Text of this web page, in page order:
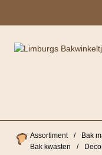
Assortiment / Bak
Bak kwasten
/